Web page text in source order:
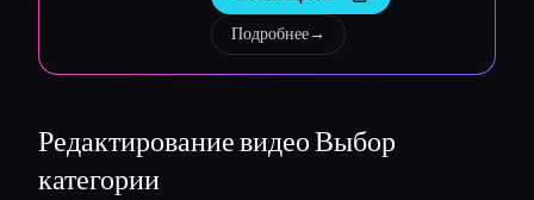
Подробнее→
Редактирование видеоВыбор
категории